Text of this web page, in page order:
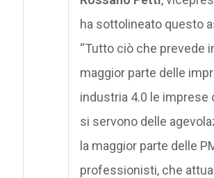
ha sottolineato questo
“Tutto ciò che prevede
maggior parte delle
industria 4.0 le
si servono delle
la maggior parte delle
professionisti, che